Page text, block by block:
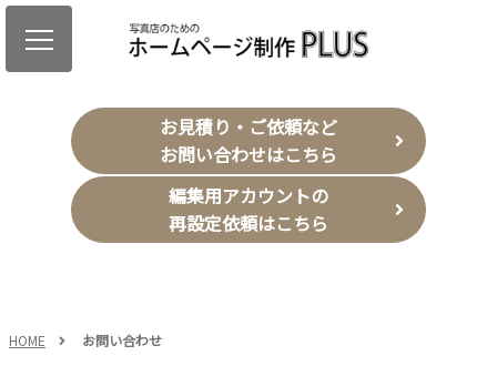
お見積り・ご依頼など
お問い合わせはこちら
編集用アカウントの
再設定依頼はこちら
HOME お問い合わせ